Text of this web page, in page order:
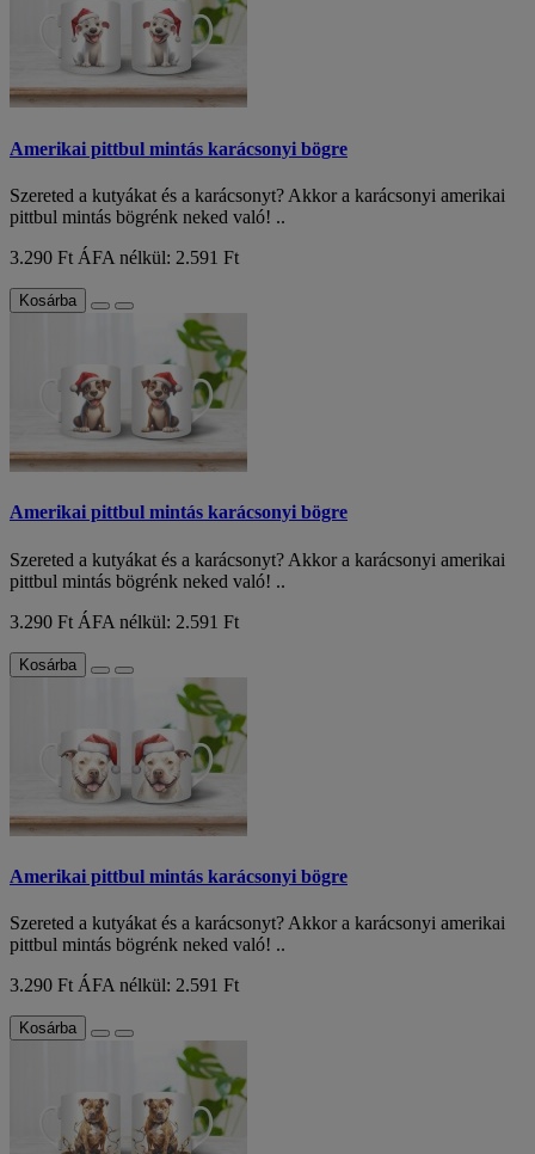
Amerikai pittbul mintás karácsonyi bögre
Szereted a kutyákat és a karácsonyt? Akkor a karácsonyi amerikai
pittbul mintás bögrénk neked való! ..
3.290 Ft ÁFA nélkül: 2.591 Ft
Kosárba
Amerikai pittbul mintás karácsonyi bögre
Szereted a kutyákat és a karácsonyt? Akkor a karácsonyi amerikai
pittbul mintás bögrénk neked való! ..
3.290 Ft ÁFA nélkül: 2.591 Ft
Kosárba
Amerikai pittbul mintás karácsonyi bögre
Szereted a kutyákat és a karácsonyt? Akkor a karácsonyi amerikai
pittbul mintás bögrénk neked való! ..
3.290 Ft ÁFA nélkül: 2.591 Ft
Kosárba